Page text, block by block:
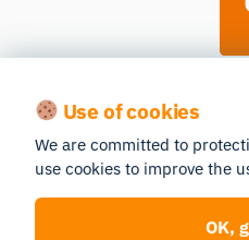
Use of cookies
We are committed to
use cookies to improve the
OK,